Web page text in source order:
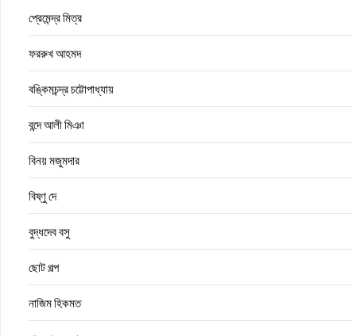
প্রেমেন্দ্র মিত্র
ফররুখ আহমদ
বঙ্কিমচন্দ্র চট্টোপাধ্যায়
বন্দে আলী মিঞা
বিনয় মজুমদার
বিষ্ণু দে
বুদ্ধদেব বসু
ছোট গল্প
নাজিম হিকমত